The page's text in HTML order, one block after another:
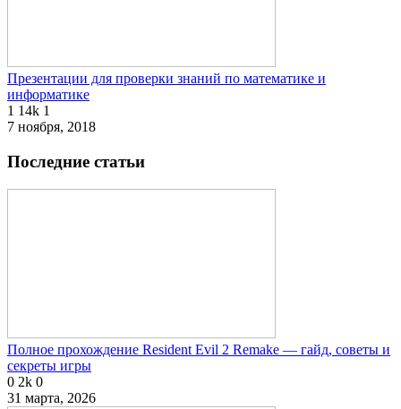
Презентации для проверки знаний по математике и
информатике
1 14k 1
7 ноября, 2018
Последние статьи
Полное прохождение Resident Evil 2 Remake — гайд, советы и
секреты игры
0 2k 0
31 марта, 2026